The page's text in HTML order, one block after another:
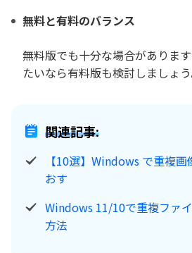
無料と有料のバランス
無料版でも十分な場合がありま
たいなら有料版も検討しましょう
関連記事:
【10選】Windows で重複
おす
Windows 11/10で重複ファ
方法